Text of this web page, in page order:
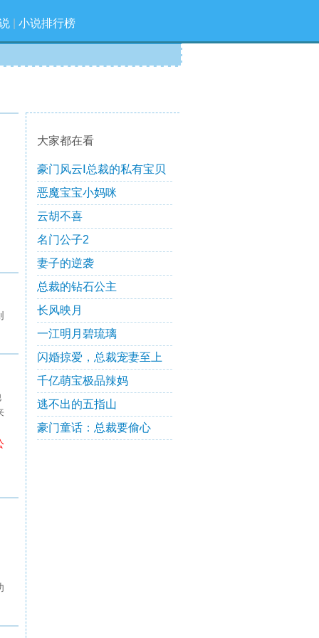
小说排行榜
大家都在看
豪门风云Ⅰ总裁的私有宝贝
恶魔宝宝小妈咪
云胡不喜
名门公子2
妻子的逆袭
总裁的钻石公主
长风映月
一江明月碧琉璃
闪婚掠爱，总裁宠妻至上
千亿萌宝极品辣妈
逃不出的五指山
豪门童话：总裁要偷心